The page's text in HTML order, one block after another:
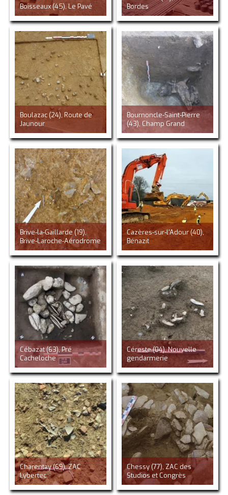
Boisseaux (45), Le Pavé
Bordes
Boulazac (24), Route de
Jaunour
Bournoncle-Saint-Pierre
(43), Champ Grand
Brive-la-Gaillarde (19),
Brive-Laroche-Aérodrome
Cazères-sur-l'Adour (40),
Bénazit
Cébazat (63), Pré
Cacheloche
Céreste (04), Nouvelle
gendarmerie
Charentay (69), ZAC
Lybertec
Chessy (77), ZAC des
Studios et Congrès